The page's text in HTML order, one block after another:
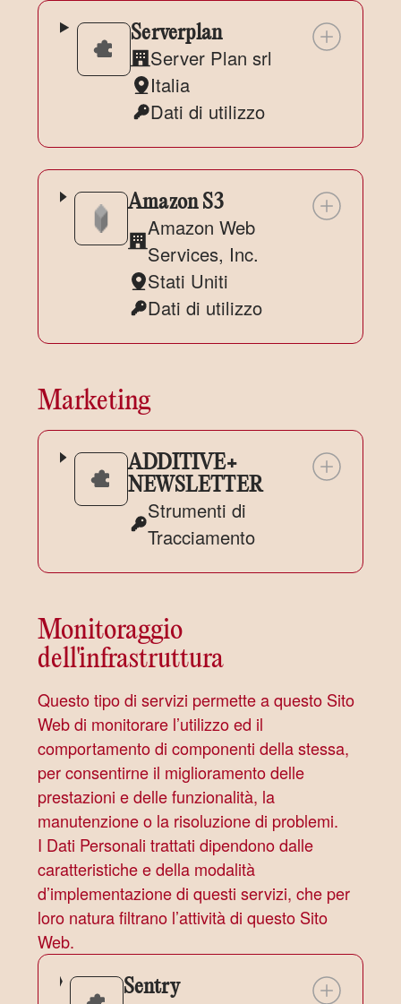
Serverplan
Azienda:
Server Plan srl
Luogo
del
trattamento:
Italia
Dati
Personali
trattati:
Dati di utilizzo
Amazon S3
Azienda:
Amazon Web
Services, Inc.
Luogo
del
trattamento:
Stati Uniti
Dati
Personali
Dati di utilizzo
Marketing
ADDITIVE+
NEWSLETTER
Dati
Strumenti di
Tracciamento
Monitoraggio
dell'infrastruttura
Questo tipo di servizi permette a questo Sito
Web di monitorare l’utilizzo ed il
comportamento di componenti della stessa,
per consentirne il miglioramento delle
prestazioni e delle funzionalità, la
manutenzione o la risoluzione di problemi.
I Dati Personali trattati dipendono dalle
caratteristiche e della modalità
d’implementazione di questi servizi, che per
loro natura filtrano l’attività di questo Sito
Web.
Sentry